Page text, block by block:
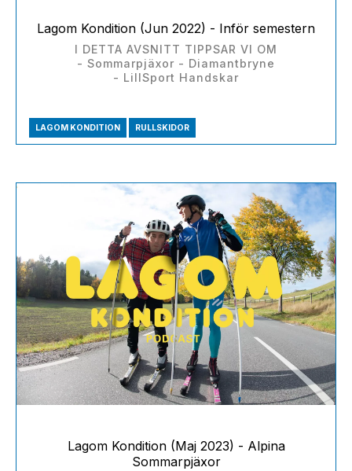
Lagom Kondition (Jun 2022) - Inför semestern
I DETTA AVSNITT TIPPSAR VI OM
- Sommarpjäxor - Diamantbryne
- LillSport Handskar
LAGOM KONDITION RULLSKIDOR
Lagom Kondition (Maj 2023) - Alpina
Sommarpjäxor